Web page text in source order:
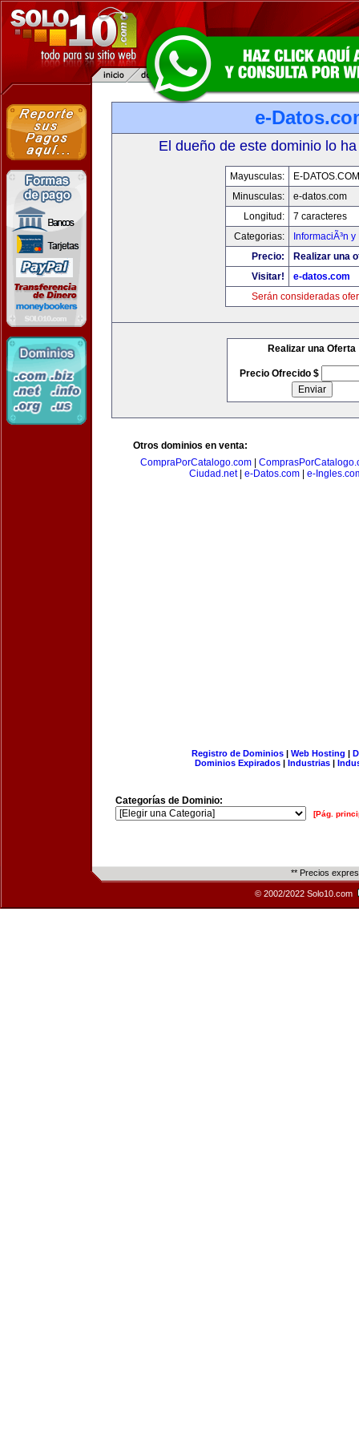
e-
El dueño de este dominio lo
Mayusculas:
E-DATOS.COM
Minusculas:
e-datos.com
Longitud:
7 caracteres
Categorias:
InformaciÃ³n
Precio:
Realizar una
Visitar!
e-datos.com
Serán consideradas
Realizar una Oferta
Precio Ofrecido $
Otros dominios en venta:
CompraPorCatalogo.com|
Ciudad.net| e-Datos.com e-
Registro de Dominios| Web Hosting |
Dominios Expirados | Industrias |
Categorías de Dominio:
[Pág.
** Precios
© 2002/2022 Solo10.com